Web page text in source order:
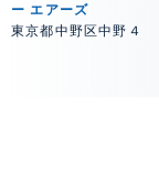
ー エアーズ
東京都中野区中野４